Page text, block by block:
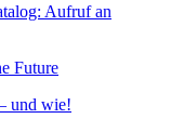
Aufruf an
Future
und wie!